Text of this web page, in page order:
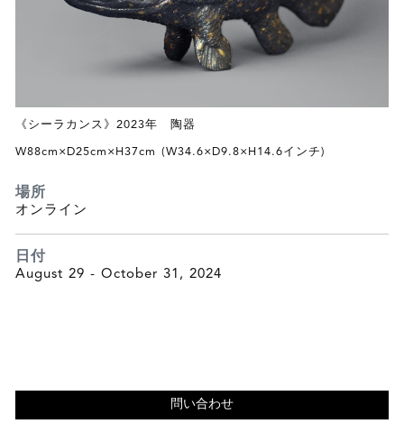
《シーラカンス》2023年 陶器
W88cm×D25cm×H37cm (W34.6×D9.8×H14.6インチ)
場所
オンライン
日付
August 29 - October 31, 2024
問い合わせ